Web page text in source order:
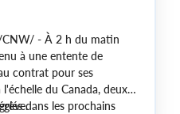
CNW/ - À 2 h du matin
contrat pour ses
l'échelle du Canada, deux
la grève.dans les prochains